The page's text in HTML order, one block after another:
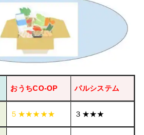
おうちCO-OP パルシステム
５★★★★★ ３★★★